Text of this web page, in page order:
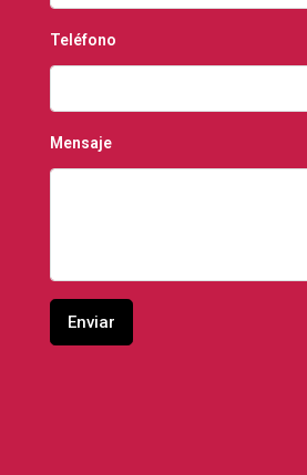
Teléfono
Mensaje